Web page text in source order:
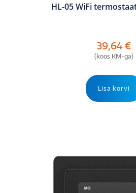
HL-05 WiFi
39,64€
(koos KM-ga)
Lisa korvi